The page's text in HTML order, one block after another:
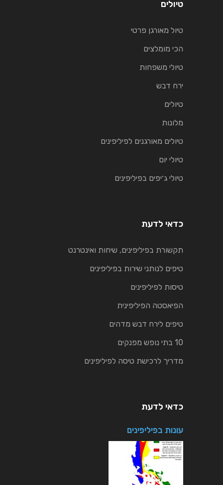
טיולים
טיול מאורגן פרטי
הכי מומלצים
טיולי משפחות
ירח דבש
טיולים
מלונות
טיולים מאורגנים לפיליפינים
טיולי יום
טיולי ג׳יפים בפיליפינים
כדאי לדעת
תקשורת בפיליפינים, שיחות ואינטרנט
טיפים לנותני שירות בפיליפינים
טיסות לפיליפינים
הפיאסטה הפיליפינית
טיפים לירח דבש מדהים
10 בתי נופש מפנקים
מדריך לרכישת טיסה לפיליפינים
כדאי לדעת
עונות בפיליפינים